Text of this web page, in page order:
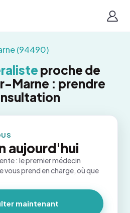
(94490)
proche de
Marne : prendre
aujourd'hui
: le premier médecin
vous prend en charge, où que
maintenant